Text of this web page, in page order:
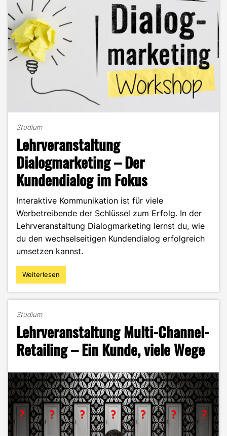
Studium
Lehrveranstaltung
Dialogmarketing – Der
Kundendialog im Fokus
Interaktive Kommunikation ist für viele
Werbetreibende der Schlüssel zum Erfolg. In der
Lehrveranstaltung Dialogmarketing lernst du, wie
du den wechselseitigen Kundendialog erfolgreich
umsetzen kannst.
"Lehrveranstaltung
Dialogmarketing
Kundendialog
im
Fokus"
Weiterlesen
Studium
Lehrveranstaltung Multi-Channel-
Retailing – Ein Kunde, viele Wege